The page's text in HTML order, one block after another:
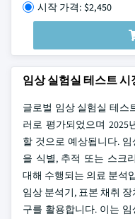
시작 가격: $2,450
임상 실험실 테스트 시
글로벌 임상 실험실 테스
러로 평가되었으며 2025
할 것으로 예상됩니다.
을 식별, 추적 또는 스크
대해 수행되는 의료 분석
임상 분석기, 표본 채취
구를 활용합니다. 이는